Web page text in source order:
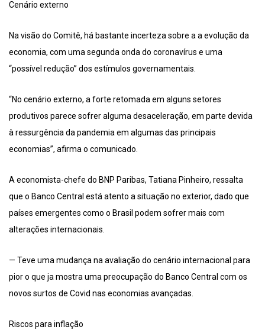
Cenário externo
Na visão do Comitê, há bastante incerteza sobre a a evolução da
economia, com uma segunda onda do coronavírus e uma
“possível redução” dos estímulos governamentais.
“No cenário externo, a forte retomada em alguns setores
produtivos parece sofrer alguma desaceleração, em parte devida
à ressurgência da pandemia em algumas das principais
economias”, afirma o comunicado.
A economista-chefe do BNP Paribas, Tatiana Pinheiro, ressalta
que o Banco Central está atento a situação no exterior, dado que
países emergentes como o Brasil podem sofrer mais com
alterações internacionais.
— Teve uma mudança na avaliação do cenário internacional para
pior o que ja mostra uma preocupação do Banco Central com os
novos surtos de Covid nas economias avançadas.
Riscos para inflação